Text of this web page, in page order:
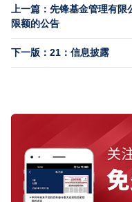
上一篇：先锋基金管理有
限额的公告
下一版：21：信息披露